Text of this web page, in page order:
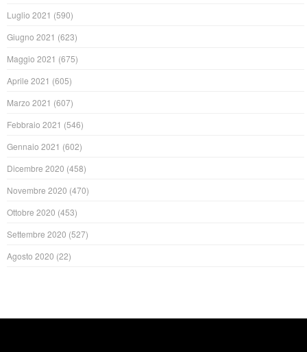
Luglio 2021 (590)
Giugno 2021 (623)
Maggio 2021 (675)
Aprile 2021 (605)
Marzo 2021 (607)
Febbraio 2021 (546)
Gennaio 2021 (602)
Dicembre 2020 (458)
Novembre 2020 (470)
Ottobre 2020 (453)
Settembre 2020 (527)
Agosto 2020 (22)